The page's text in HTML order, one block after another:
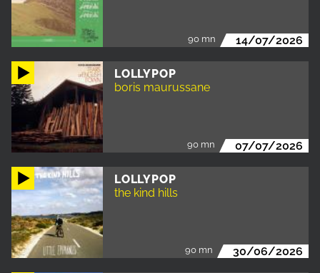
90 mn 14/07/2026
LOLLYPOP
boris maurussane
90 mn 07/07/2026
LOLLYPOP
the kind hills
90 mn 30/06/2026